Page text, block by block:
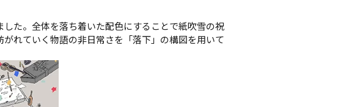
た。全体を落ち着いた配色にすることで紙吹雪の祝
れていく物語の非日常さを「落下」の構図を用いて